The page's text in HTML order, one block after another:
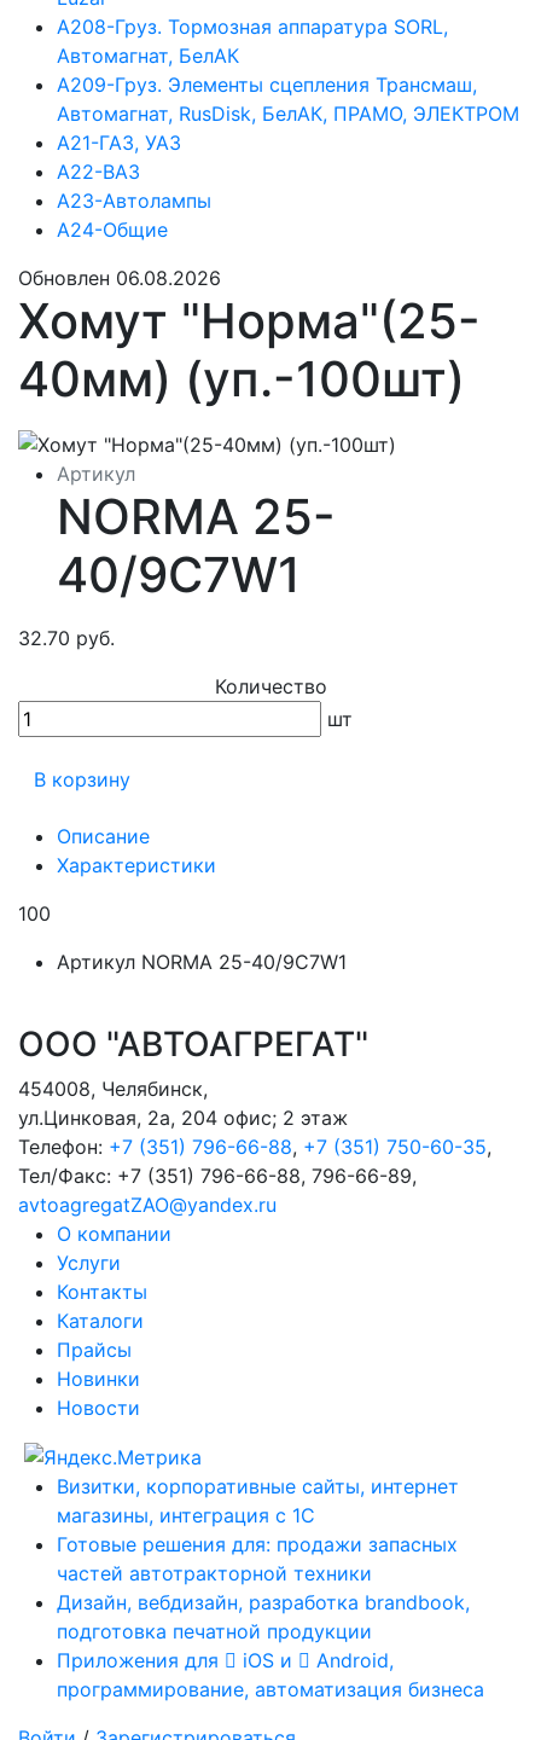
А208-Груз. Тормозная аппаратура SORL,
Автомагнат, БелАК
А209-Груз. Элементы сцепления Трансмаш,
Автомагнат, RusDisk, БелАК, ПРАМО, ЭЛЕКТРОМ
А21-ГАЗ, УАЗ
А22-ВАЗ
А23-Автолампы
А24-Общие
Обновлен 06.08.2026
Хомут "Норма"(25-
40мм) (уп.-100шт)
Артикул
NORMA 25-
40/9C7W1
32.70 руб.
Количество
шт
В корзину
Описание
Характеристики
100
Артикул NORMA 25-40/9C7W1
ООО "АВТОАГРЕГАТ"
454008, Челябинск,
ул.Цинковая, 2а, 204 офис; 2 этаж
Телефон: +7 (351) 796-66-88, +7 (351) 750-60-35,
Тел/Факс: +7 (351) 796-66-88, 796-66-89,
avtoagregatZAO@yandex.ru
О компании
Услуги
Контакты
Каталоги
Прайсы
Новинки
Новости
Визитки, корпоративные сайты, интернет
магазины, интеграция с 1С
Готовые решения для: продажи запасных
частей автотракторной техники
Дизайн, вебдизайн, разработка brandbook,
подготовка печатной продукции
Приложения для
iOS и
Android,
программирование, автоматизация бизнеса